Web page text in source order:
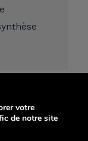
votre
de notre site